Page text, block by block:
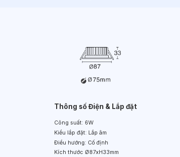
Thông số Điện & Lắp đặt
Công suất: 6W
Kiểu lắp đặt: Lắp âm
Điều hướng: Cố định
Kích thước Ø87xH33mm